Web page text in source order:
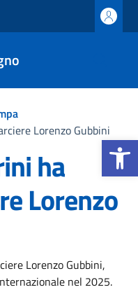
Apri la
Lorenzo Gubbini
ha
Lorenzo
Lorenzo Gubbini,
nel 2025.